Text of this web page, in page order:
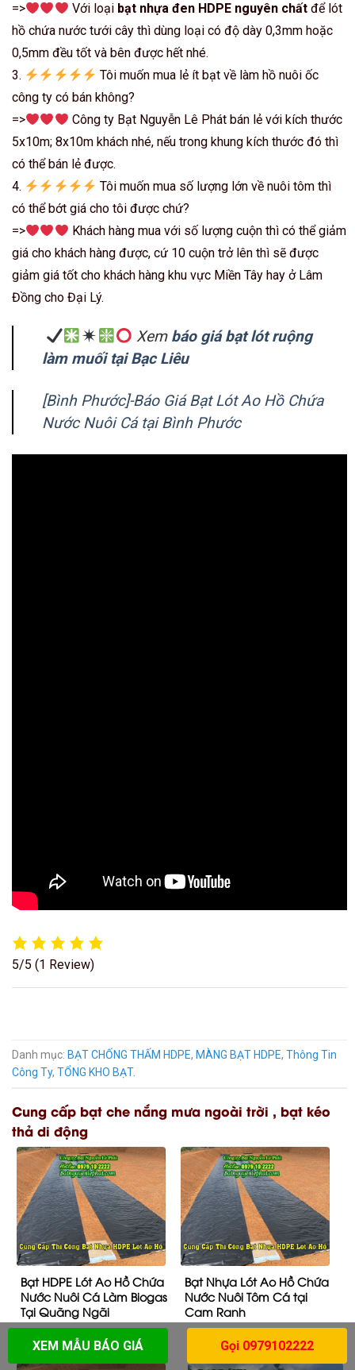
=>
Với loại bạt nhựa đen HDPE nguyên chấtđể lót
hồ chứa nước tưới cây thì dùng loại có độ dày 0,3mm hoặc
0,5mm đều tốt và bên được hết nhé.
3.
Tôi muốn mua lẻ ít bạt về làm hồ nuôi ốc
công ty có bán không?
=>
Công ty Bạt Nguyễn Lê Phát bán lẻ với kích thước
5x10m; 8x10m khách nhé, nếu trong khung kích thước đó thì
có thể bán lẻ được.
4.
Tôi muốn mua số lượng lớn về nuôi tôm thì
có thể bớt giá cho tôi được chứ?
=>
Khách hàng mua với số lượng cuộn thì có thể giảm
giá cho khách hàng được, cứ 10 cuộn trở lên thì sẽ được
giảm giá tốt cho khách hàng khu vực Miền Tây hay ở Lâm
Đồng cho Đại Lý.
Xem báo giá bạt lót ruộng
làm muối tại Bạc Liêu
[Bình Phước]-Báo Giá Bạt Lót Ao Hồ Chứa
Nước Nuôi Cá tại Bình Phước
5/5 (1 Review)
Danh mục: BẠT CHỐNG THẤM HDPE, MÀNG BẠT HDPE, Thông Tin
Công Ty, TỔNG KHO BẠT.
Cung cấp bạt che nắng mưa ngoài trời , bạt kéo
thả di động
Bạt HDPE Lót Ao Hồ Chứa
Nước Nuôi Cá Làm Biogas
Tại Quãng Ngãi
Bạt Nhựa Lót Ao Hồ Chứa
Nước Nuôi Tôm Cá tại
Cam Ranh
XEM MẪU BÁO GIÁ Gọi 0979102222